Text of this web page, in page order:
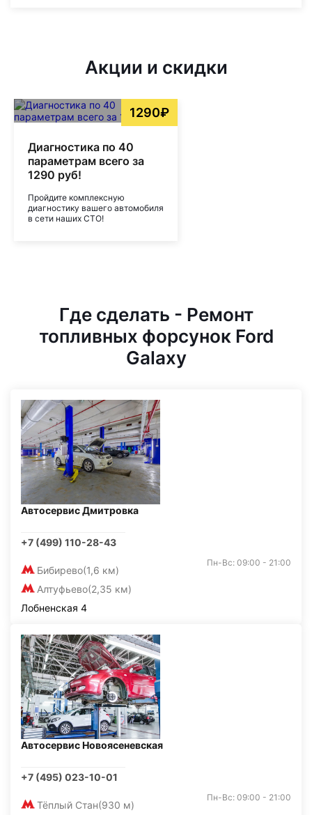
Акции и скидки
1290₽
Диагностика по 40
параметрам всего за
1290 руб!
Пройдите комплексную
диагностику вашего автомобиля
в сети наших СТО!
Где сделать - Ремонт
топливных форсунок Ford
Galaxy
Автосервис Дмитровка
+7 (499) 110-28-43
Бибирево(1,6 км)
Алтуфьево(2,35 км)
Пн-Вс: 09:00 - 21:00
Лобненская 4
Автосервис Новоясеневская
+7 (495) 023-10-01
Тёплый Стан(930 м)
Пн-Вс: 09:00 - 21:00